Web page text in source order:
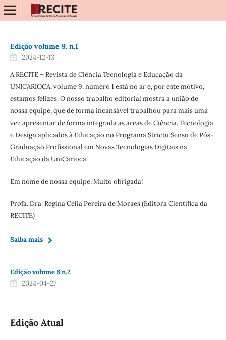
Edição volume 9. n.1
2024-12-13
A RECITE – Revista de Ciência Tecnologia e Educação da
UNICARIOCA, volume 9, número 1 está no ar e, por este motivo,
estamos felizes. O nosso trabalho editorial mostra a união de
nossa equipe, que de forma incansável trabalhou para mais uma
vez apresentar de forma integrada as áreas de Ciência, Tecnologia
e Design aplicados à Educação no Programa Strictu Sensu de Pós-
Graduação Profissional em Novas Tecnologias Digitais na
Educação da UniCarioca.
Em nome de nossa equipe, Muito obrigada!
Profa. Dra. Regina Célia Pereira de Moraes (Editora Científica da
RECITE)
Saiba mais
Edição volume 8 n.2
2024-04-27
Edição Atual